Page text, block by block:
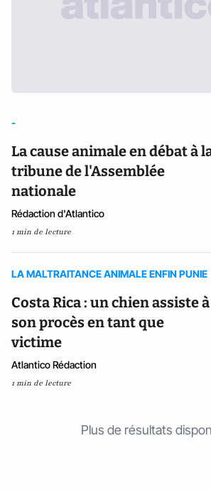
-
La cause animale en débat à
tribune de l'Assemblée
nationale
Rédaction d'Atlantico
1 min de lecture
LA MALTRAITANCE ANIMALE ENFIN PUNIE
Costa Rica : un chien assiste à
son procès en tant que
victime
Atlantico Rédaction
1 min de lecture
Plus de résultats